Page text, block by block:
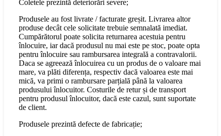
Coletele prezintă deteriorări severe;
Produsele au fost livrate / facturate greșit. Livrarea altor
produse decât cele solicitate trebuie semnalată imediat.
Cumpărătorul poate solicita returnarea acestuia pentru
înlocuire, iar dacă produsul nu mai este pe stoc, poate opta
pentru înlocuire sau rambursarea integrală a contravalorii.
Daca se agreează înlocuirea cu un produs de o valoare mai
mare, va plăti diferența, respectiv dacă valoarea este mai
mică, va primi o rambursare parțială până la valoarea
produsului înlocuitor. Costurile de retur și de transport
pentru produsul înlocuitor, dacă este cazul, sunt suportate
de client.
Produsele prezintă defecte de fabricație;